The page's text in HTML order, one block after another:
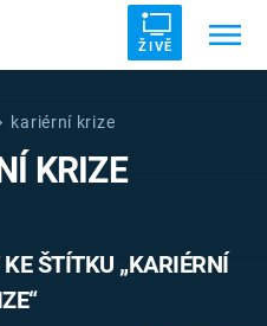
ŽIVĚ
SVĚTOVÁ VÁLKA
kariérní krize
KRIZE
ŠTÍTKU „KARIÉRNÍ